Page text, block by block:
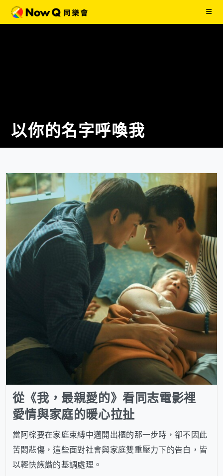
以你的名字呼喚我
從《我，最親愛的》看同志電影裡
愛情與家庭的暖心拉扯
當阿棕要在家庭束縛中邁開出櫃的那一步時，卻不因此
苦悶悲傷，這些面對社會與家庭雙重壓力下的告白，皆
以輕快詼諧的基調處理。